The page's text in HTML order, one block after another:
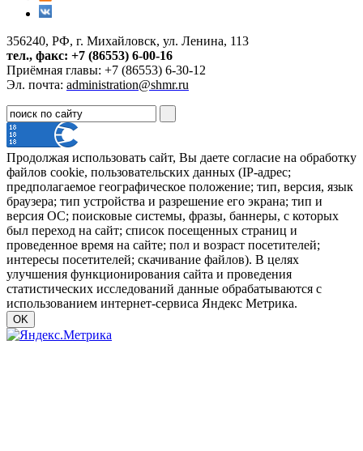
356240, РФ, г. Михайловск, ул. Ленина, 113
тел., факс: +7 (86553) 6-00-16
Приёмная главы: +7 (86553) 6-30-12
Эл. почта: administration@shmr.ru
Продолжая использовать сайт, Вы даете согласие на обработку
файлов cookie, пользовательских данных (IP-адрес;
предполагаемое географическое положение; тип, версия, язык
браузера; тип устройства и разрешение его экрана; тип и
версия ОС; поисковые системы, фразы, баннеры, с которых
был переход на сайт; список посещенных страниц и
проведенное время на сайте; пол и возраст посетителей;
интересы посетителей; скачивание файлов). В целях
улучшения функционирования сайта и проведения
статистических исследований данные обрабатываются с
использованием интернет-сервиса Яндекс Метрика.
OK